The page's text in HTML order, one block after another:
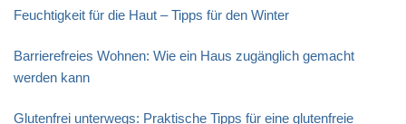
Feuchtigkeit für die Haut – Tipps für den Winter
Barrierefreies Wohnen: Wie ein Haus zugänglich gemacht
werden kann
Glutenfrei unterwegs: Praktische Tipps für eine glutenfreie